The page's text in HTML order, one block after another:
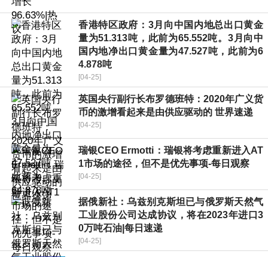
香港特区政府：3月向中国内地总出口黄金
量为51.313吨，此前为65.552吨。3月向中
国内地净出口黄金量为47.527吨，此前为6
4.878吨
[04-25]
英国央行副行长布罗德班特：2020年广义货
币的激增看起来是由供应驱动的 世界速递
[04-25]
瑞银CEO Ermotti：瑞银将考虑重新进入AT
1市场的途径，但不是优先事项-每日观察
[04-25]
据俄新社：乌兹别克斯坦已与俄罗斯天然气
工业股份公司达成协议，将在2023年进口3
0万吨石油|每日速递
[04-25]